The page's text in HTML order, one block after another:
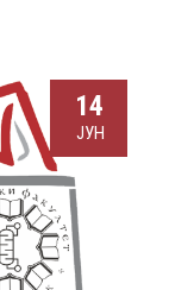
14
ЈУН